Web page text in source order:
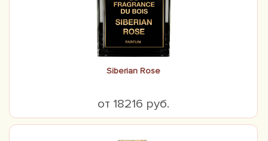
Siberian Rose
от 18216 руб.